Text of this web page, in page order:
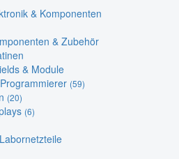
& Komponenten
& Zubehör
& Module
(59)
(20)
(6)